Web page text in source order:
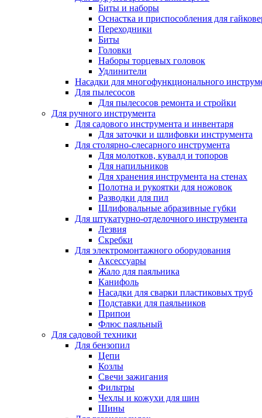
Биты и наборы
Оснастка и приспособления для
Переходники
Биты
Головки
Наборы торцевых головок
Удлинители
Насадки для многофункционального
Для пылесосов
Для пылесосов ремонта и стройки
Для ручного инструмента
Для садового инструмента и инвентаря
Для заточки и шлифовки инструмента
Для столярно-слесарного инструмента
Для молотков, кувалд и топоров
Для напильников
Для хранения инструмента на стенах
Полотна и рукоятки для ножовок
Разводки для пил
Шлифовальные абразивные губки
Для штукатурно-отделочного инструмента
Лезвия
Скребки
Для электромонтажного оборудования
Аксессуары
Жало для паяльника
Канифоль
Насадки для сварки пластиковых труб
Подставки для паяльников
Припои
Флюс паяльный
Для садовой техники
Для бензопил
Цепи
Козлы
Свечи зажигания
Фильтры
Чехлы и кожухи для шин
Шины